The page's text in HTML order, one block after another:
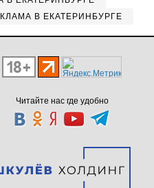
В ЕКАТЕРИНБУРГЕ
Читайте нас где удобно